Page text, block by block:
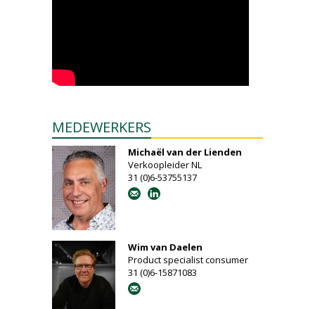
MEDEWERKERS
Michaël van der Lienden
Verkoopleider NL
31 (0)6-53755137
Wim van Daelen
Product specialist consumer
31 (0)6-15871083